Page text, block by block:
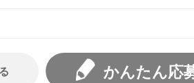
かんたん応